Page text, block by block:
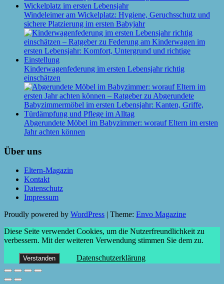
Windeleimer am Wickelplatz: Hygiene, Geruchsschutz und
sichere Platzierung im ersten Babyjahr
Kinderwagenfederung im ersten Lebensjahr richtig
einschätzen
Abgerundete Möbel im Babyzimmer: worauf Eltern im ersten
Jahr achten können
Über uns
Eltern-Magazin
Kontakt
Datenschutz
Impressum
Proudly powered by WordPress Theme: Envo Magazine
Diese Seite verwendet Cookies, um die Nutzerfreundlichkeit zu
verbessern. Mit der weiteren Verwendung stimmen Sie dem zu.
Verstanden Datenschutzerklärung